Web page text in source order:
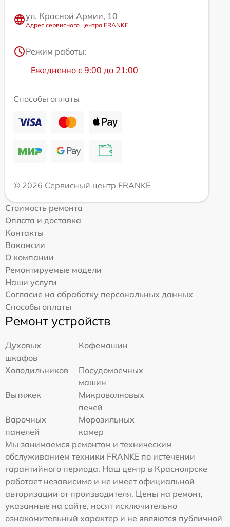
ул. Красной Армии, 10
Адрес сервисного центра FRANKE
Режим работы:
Ежедневно с 9:00 до 21:00
Способы оплаты
© 2026 Сервисный центр FRANKE
Стоимость ремонта
Оплата и доставка
Контакты
Вакансии
О компании
Ремонтируемые модели
Наши услуги
Согласие на обработку персональных данных
Способы оплаты
Ремонт устройств
Духовых
шкафов
Кофемашин
Холодильников
Посудомоечных
машин
Вытяжек
Микроволновых
печей
Варочных
панелей
Морозильных
камер
Мы занимаемся ремонтом и техническим
обслуживанием техники FRANKE по истечении
гарантийного периода. Наш центр в Красноярске
работает независимо и не имеет официальной
авторизации от производителя. Цены на ремонт,
указанные на сайте, носят исключительно
ознакомительный характер и не являются публичной